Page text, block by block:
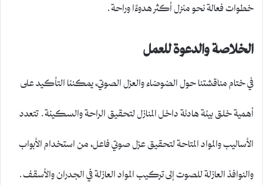
خطوات فعالة نحو منزل أكثر هدوءًا وراحة.
الخلاصة والدعوة للعمل
في ختام مناقشتنا حول الضوضاء والعزل الصوتي، يمكننا التأكيد على
أهمية خلق بيئة هادئة داخل المنازل لتحقيق الراحة والسكينة. تتعدد
الأساليب والمواد المتاحة لتحقيق عزل صوتي فاعل، من استخدام الأبواب
والنوافذ العازلة للصوت إلى تركيب المواد العازلة في الجدران والأسقف.